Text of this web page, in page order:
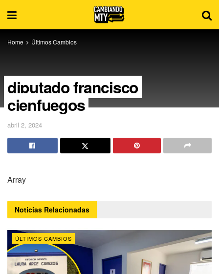
Home Últimos Cambios
diputado francisco
cienfuegos
abril 2, 2024
Array
Noticias Relacionadas
ÚLTIMOS CAMBIOS